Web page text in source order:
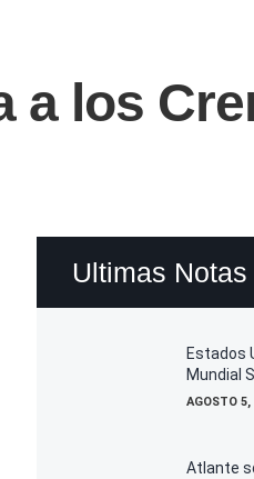
a los
Ultimas Notas
Estados
Mundial
AGOSTO 5,
Atlante